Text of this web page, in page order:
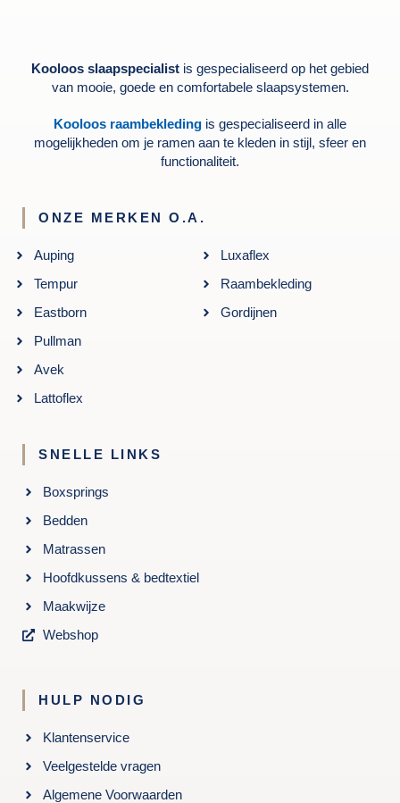
Kooloos slaapspecialist is gespecialiseerd op het gebied
van mooie, goede en comfortabele slaapsystemen.
Kooloos raambekleding is gespecialiseerd in alle
mogelijkheden om je ramen aan te kleden in stijl, sfeer en
functionaliteit.
ONZE MERKEN O.A.
Auping
Tempur
Eastborn
Pullman
Avek
Lattoflex
Luxaflex
Raambekleding
Gordijnen
SNELLE LINKS
Boxsprings
Bedden
Matrassen
Hoofdkussens & bedtextiel
Maakwijze
Webshop
HULP NODIG
Klantenservice
Veelgestelde vragen
Algemene Voorwaarden